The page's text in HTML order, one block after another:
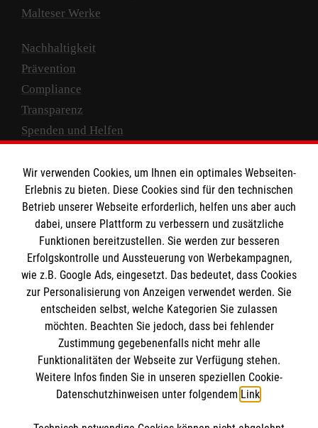
Malteser Werke
Nachhaltigkeit
Prävention
Compliance
Transparenz
Spenden und Helfen
Empfänger: Malteser Hilfsdienst e.V.
IBAN: DE10 3706 0120 1201 2000 12
BIC: GENODED 1PA7
Newsletter abonnieren
Wir verwenden Cookies, um Ihnen ein optimales Webseiten-
Erlebnis zu bieten. Diese Cookies sind für den technischen
Betrieb unserer Webseite erforderlich, helfen uns aber auch
dabei, unsere Plattform zu verbessern und zusätzliche
Funktionen bereitzustellen. Sie werden zur besseren
Erfolgskontrolle und Aussteuerung von Werbekampagnen,
wie z.B. Google Ads, eingesetzt. Das bedeutet, dass Cookies
zur Personalisierung von Anzeigen verwendet werden. Sie
entscheiden selbst, welche Kategorien Sie zulassen
möchten. Beachten Sie jedoch, dass bei fehlender
Zustimmung gegebenenfalls nicht mehr alle
Funktionalitäten der Webseite zur Verfügung stehen.
Weitere Infos finden Sie in unseren speziellen Cookie-
Datenschutzhinweisen unter folgendem Link.